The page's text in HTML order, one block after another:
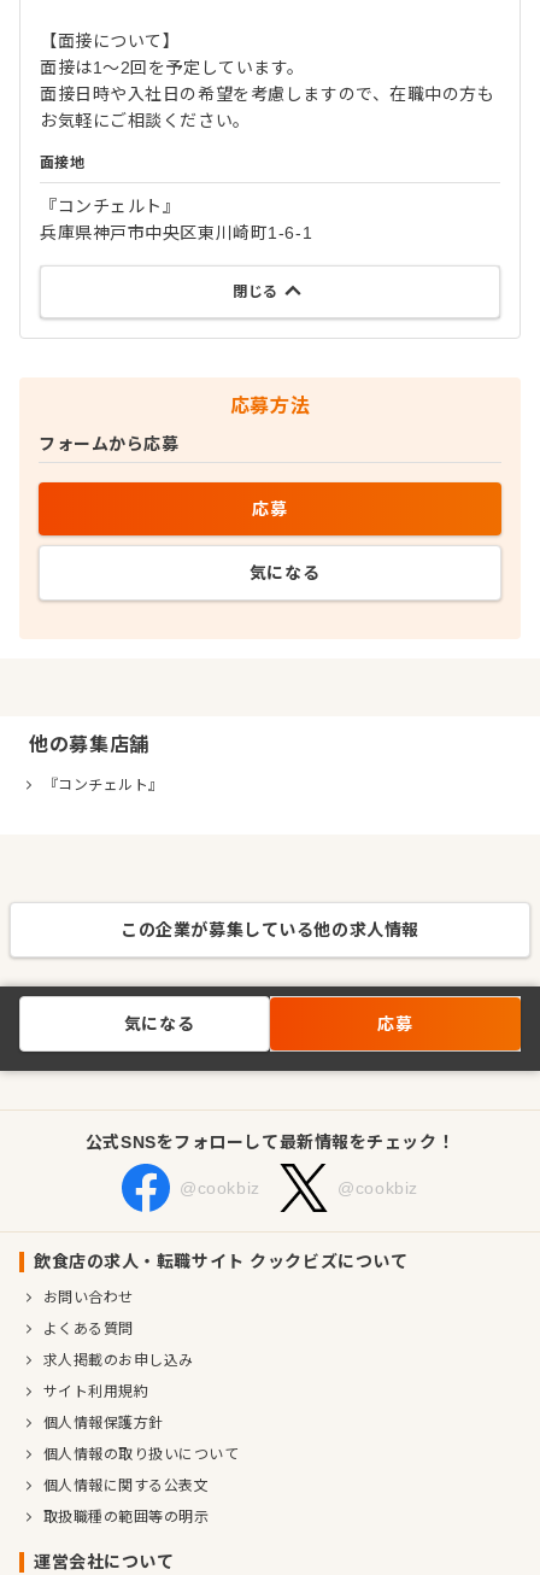
【面接について】
面接は1～2回を予定しています。
面接日時や入社日の希望を考慮しますので、在職中の方も
お気軽にご相談ください。
面接地
『コンチェルト』
兵庫県神戸市中央区東川崎町1-6-1
閉じる
応募方法
フォームから応募
応募
気になる
他の募集店舗
『コンチェルト』
この企業が募集している他の求人情報
気になる 応募
公式SNSをフォローして最新情報をチェック！
@cookbiz @cookbiz
飲食店の求人・転職サイト クックビズについて
お問い合わせ
よくある質問
求人掲載のお申し込み
サイト利用規約
個人情報保護方針
個人情報の取り扱いについて
個人情報に関する公表文
取扱職種の範囲等の明示
運営会社について